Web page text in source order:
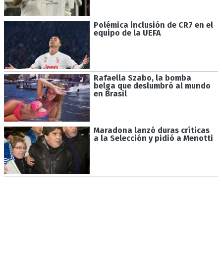
Polémica inclusión de CR7 en el
equipo de la UEFA
Rafaella Szabo, la bomba
belga que deslumbró al mundo
en Brasil
Maradona lanzó duras críticas
a la Selección y pidió a Menotti